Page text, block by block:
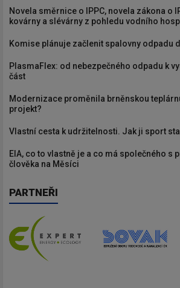
Novela směrnice o IPPC, novela zákona o
kovárny a slévárny z pohledu vodního
Komise plánuje začlenit spalovny odpadu
PlasmaFlex: od nebezpečného odpadu k
část
Modernizace proměnila brněnskou
projekt?
Vlastní cesta k udržitelnosti. Jak ji sport
EIA, co to vlastně je a co má společného s
člověka na Měsíci
PARTNEŘI